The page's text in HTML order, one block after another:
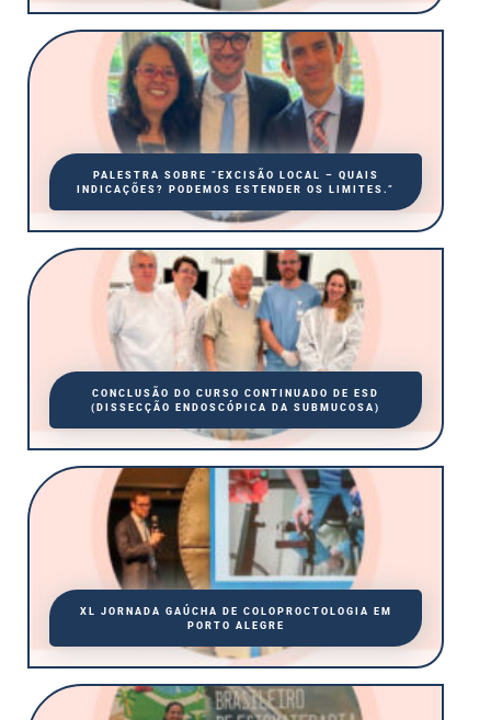
PALESTRA SOBRE ”EXCISÃO LOCAL – QUAIS
INDICAÇÕES? PODEMOS ESTENDER OS LIMITES.”
CONCLUSÃO DO CURSO CONTINUADO DE ESD
(DISSECÇÃO ENDOSCÓPICA DA SUBMUCOSA)
XL JORNADA GAÚCHA DE COLOPROCTOLOGIA EM
PORTO ALEGRE